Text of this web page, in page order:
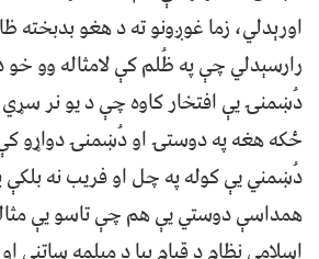
اورېدلي، زما غوږونو ته د هغو بدبخته
رارسېدلي چې په ظُلم کې لامثاله وو
دُښمنۍ یې افتخار کاوه چې د یو نر
ځکه هغه په دوستۍ او دُښمنۍ دواړو
دُښمني یې کوله په چل او فریب نه بلکې
همداسې دوستي یې هم چې تاسو یې